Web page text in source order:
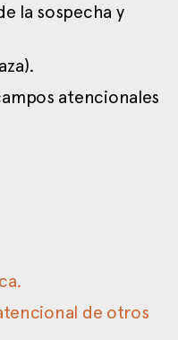
la sospecha y
atencionales
de otros